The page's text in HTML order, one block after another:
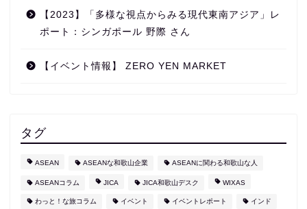
【2023】「多様な視点からみる現代東南アジア」レ
ポート：シンガポール 野際 さん
【イベント情報】 ZERO YEN MARKET
タグ
ASEAN ASEANな和歌山企業 ASEANに関わる和歌山な人
ASEANコラム JICA JICA和歌山デスク WIXAS
わっと！な旅コラム イベント イベントレポート インド